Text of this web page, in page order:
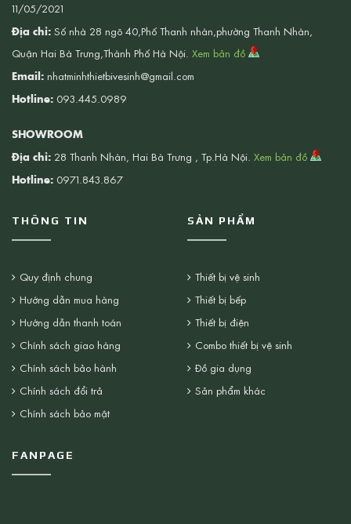
11/05/2021
Địa chỉ: Số nhà 28 ngõ 40,Phố Thanh nhàn,phường Thanh Nhàn,
Quận Hai Bà Trưng,Thành Phố Hà Nội. Xem bản đồ
Email: nhatminhthietbivesinh@gmail.com
Hotline: 093.445.0989
SHOWROOM
Địa chỉ: 28 Thanh Nhàn, Hai Bà Trưng , Tp.Hà Nội. Xem bản đồ
Hotline: 0971.843.867
THÔNG TIN
Quy định chung
Hướng dẫn mua hàng
Hướng dẫn thanh toán
Chính sách giao hàng
Chính sách bảo hành
Chính sách đổi trả
Chính sách bảo mật
SẢN PHẨM
Thiết bị vệ sinh
Thiết bị bếp
Thiết bị điện
Combo thiết bị vệ sinh
Đồ gia dụng
Sản phẩm khác
FANPAGE